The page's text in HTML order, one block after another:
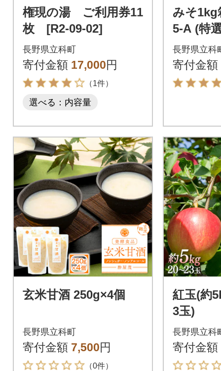
権現の湯 ご利用券11
枚 [R2-09-02]
長野県立科町
寄付金額 17,000円
（1件）
選べる：内容量
みそ1kg
5-A (特
長野県立科
寄付金額
玄米甘酒 250g×4個
長野県立科町
寄付金額 7,500円
（0件）
紅玉(約
3玉)
長野県立科
寄付金額